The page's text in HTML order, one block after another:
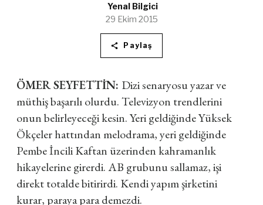
Yenal Bilgici
29 Ekim 2015
Paylaş
ÖMER SEYFETTİN: Dizi senaryosu yazar ve
müthiş başarılı olurdu. Televizyon trendlerini
onun belirleyeceği kesin. Yeri geldiğinde Yüksek
Ökçeler hattından melodrama, yeri geldiğinde
Pembe İncili Kaftan üzerinden kahramanlık
hikayelerine girerdi. AB grubunu sallamaz, işi
direkt totalde bitirirdi. Kendi yapım şirketini
kurar, paraya para demezdi.